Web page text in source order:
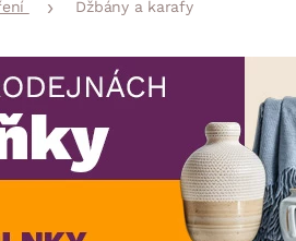
DEKORACE
Obrazy
Zrcadla
Zobrazit vše
Džbány a karafy